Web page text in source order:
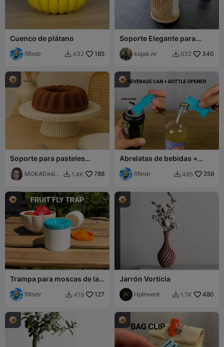
Cuenco de plátano
fifindr  432 185
Soporte Elegante para
Papel de Cocina con Diseño
de Onda – Decoración
Moderna para la Cocina
kojak.nr  632 340
Soporte para pasteles
Prasel - MOKA Design
MOKADesig
 1.4K 788
Abrelatas de bebidas +
Abrebotellas
fifindr  485 259
Trampa para moscas de la
fruta / plagas
fifindr  419 127
Jarrón Vorticia
HpInvent  1.7K 480